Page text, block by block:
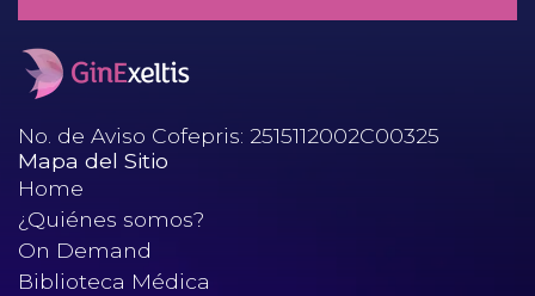
el desenlace perinatal?
No. de Aviso Cofepris: 2515112002C00325
Mapa del Sitio
Home
¿Quiénes somos?
On Demand
Biblioteca Médica